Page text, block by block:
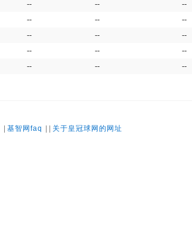
-- -- --
-- -- --
-- -- --
-- -- --
-- -- --
基智网faq
关于皇冠球网的网址